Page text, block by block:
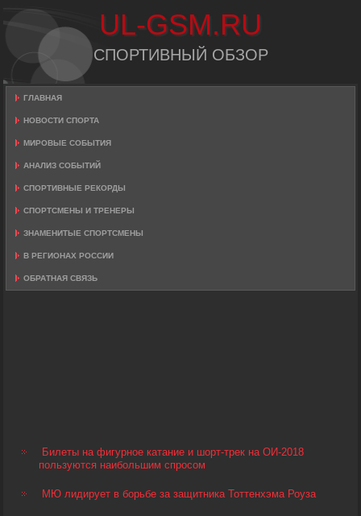
UL-GSM.RU
СПОРТИВНЫЙ ОБЗОР
ГЛАВНАЯ
НОВОСТИ СПОРТА
МИРОВЫЕ СОБЫТИЯ
АНАЛИЗ СОБЫТИЙ
СПОРТИВНЫЕ РЕКОРДЫ
СПОРТСМЕНЫ И ТРЕНЕРЫ
ЗНАМЕНИТЫЕ СПОРТСМЕНЫ
В РЕГИОНАХ РОССИИ
ОБРАТНАЯ СВЯЗЬ
Билеты на фигурное катание и шорт-трек на ОИ-2018
пользуются наибольшим спросом
МЮ лидирует в борьбе за защитника Тоттенхэма Роуза